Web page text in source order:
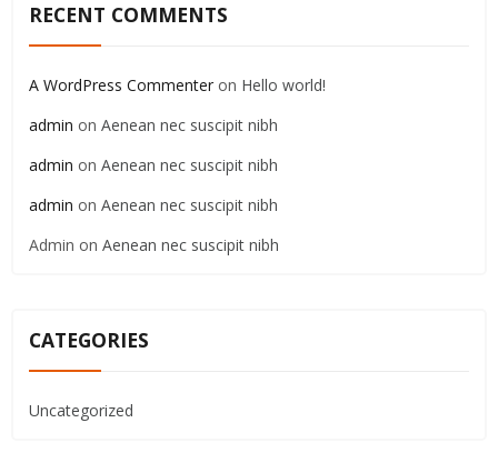
RECENT COMMENTS
A WordPress Commenter on Hello world!
admin on Aenean nec suscipit nibh
admin on Aenean nec suscipit nibh
admin on Aenean nec suscipit nibh
Admin on Aenean nec suscipit nibh
CATEGORIES
Uncategorized